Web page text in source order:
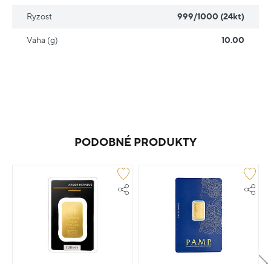
Ryzost 999/1000 (24kt)
Vaha (g) 10.00
PODOBNÉ PRODUKTY